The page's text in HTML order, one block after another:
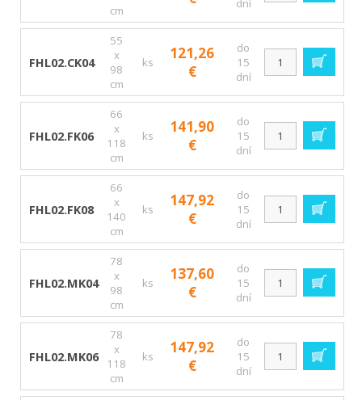
cm
dní
FHL02.CK04
55
x
98
cm
ks
121,26
€
do
15
dní
FHL02.FK06
66
x
118
cm
ks
141,90
€
do
15
dní
FHL02.FK08
66
x
140
cm
ks
147,92
€
do
15
dní
FHL02.MK04
78
x
98
cm
ks
137,60
€
do
15
dní
FHL02.MK06
78
x
118
cm
ks
147,92
€
do
15
dní